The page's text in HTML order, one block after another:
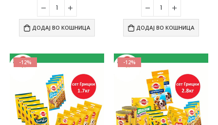
ДОДАЈ ВО КОШНИЦА ДОДАЈ ВО КОШНИЦА
-12% -12%